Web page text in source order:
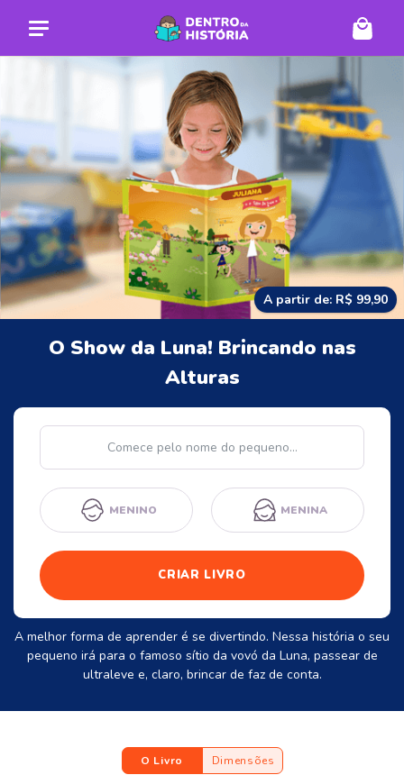
A partir de: R$ 99,90
O Show da Luna! Brincando nas
Alturas
Nome
MENINO MENINA
CRIAR LIVRO
A melhor forma de aprender é se divertindo. Nessa história o seu
pequeno irá para o famoso sítio da vovó da Luna, passear de
ultraleve e, claro, brincar de faz de conta.
O Livro Dimensões